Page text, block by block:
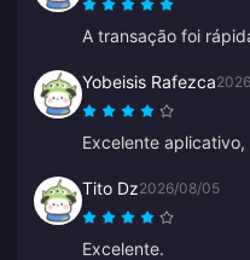
A transação foi
Yobeisis Rafezca
Excelente
Tito Dz2026/08/05
Excelente.